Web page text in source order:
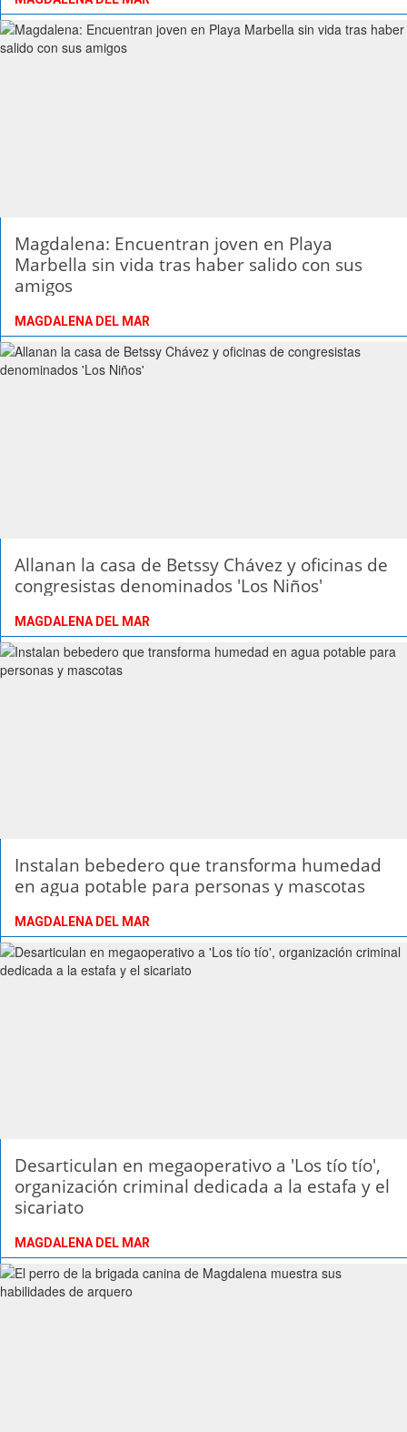
Magdalena: Encuentran joven en Playa
Marbella sin vida tras haber salido con sus
amigos
MAGDALENA DEL MAR
Allanan la casa de Betssy Chávez y oficinas de
congresistas denominados 'Los Niños'
MAGDALENA DEL MAR
Instalan bebedero que transforma humedad
en agua potable para personas y mascotas
MAGDALENA DEL MAR
Desarticulan en megaoperativo a 'Los tío tío',
organización criminal dedicada a la estafa y el
sicariato
MAGDALENA DEL MAR